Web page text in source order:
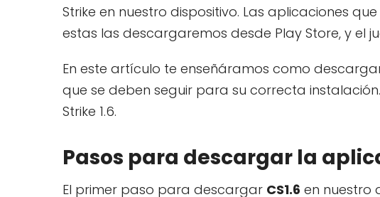
Strike en nuestro dispositivo. Las aplicaciones
estas las descargaremos desde Play Store, y el
En este artículo te enseñáramos como
que se deben seguir para su correcta
Strike 1.6.
Pasos para descargar la
El primer paso para descargar CS1.6 en nuestro